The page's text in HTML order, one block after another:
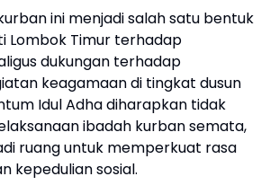
ini menjadi salah satu bentuk
Lombok Timur terhadap
dukungan terhadap
keagamaan di tingkat dusun
Idul Adha diharapkan tidak
ibadah kurban semata,
ruang untuk memperkuat rasa
kepedulian sosial.